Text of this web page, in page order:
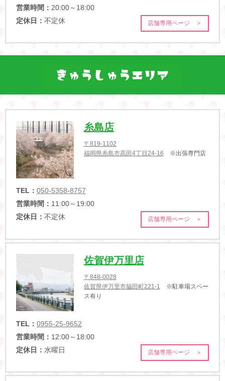
営業時間： 20:00～18:00
定休日： 不定休 店舗専用ページ ＞
糸島店
〒819-1102
福岡県糸島市高田4丁目24-16 ※出張専門店
TEL： 050-5358-8757
営業時間： 11:00～19:00
定休日： 不定休 店舗専用ページ ＞
佐賀伊万里店
〒848-0028
佐賀県伊万里市脇田町221-1
※駐車場スペー
ス有り
TEL： 0955-25-9652
営業時間： 12:00～18:00
定休日： 水曜日 店舗専用ページ ＞